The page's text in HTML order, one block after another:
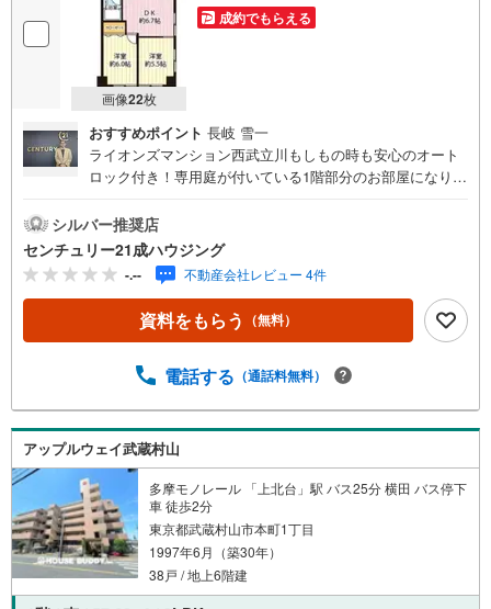
画像22枚
成約でもらえる
おすすめポイント 長岐 雪一
ライオンズマンション西武立川もしもの時も安心のオート
ロック付き！専用庭が付いている1階部分のお部屋になりま
ボックス付き！センチュリー21成ハウジングでは、武蔵村
山市をはじめ、立川市・昭島市・東大和市・瑞穂町・羽村
市・あきる野市・福生市など周辺の地域も情報が盛りだく
さん。ネットに掲載できない物件も多数ございますので、
こちらの物件と一緒にご紹介させていただきます。写真が
まだ撮れていない物件に関しまして、希望があれば写真デ
見たい方はお申し付けください。お気軽にお問い合わせく
シルバー推奨店
センチュリー21成ハウジング
-.-- 不動産会社レビュー 4件
資料をもらう （無料）
電話する （通話料無料）
アップルウェイ武蔵村山
多摩モノレール 「上北台」駅 バス25分 横田 バス停下
車 徒歩2分
東京都武蔵村山市本町1丁目
1997年6月（築30年）
38戸 / 地上6階建